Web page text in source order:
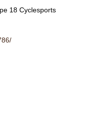
18 Cyclesports